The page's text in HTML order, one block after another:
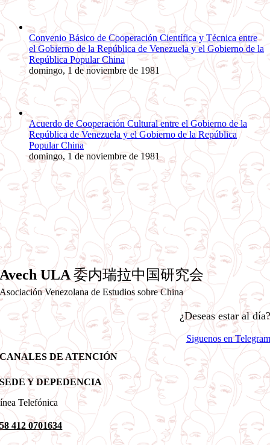
Convenio Básico de Cooperación Científica y Técnica entre
el Gobierno de la República de Venezuela y el Gobierno de la
República Popular China
domingo, 1 de noviembre de 1981
Acuerdo de Cooperación Cultural entre el Gobierno de la
República de Venezuela y el Gobierno de la República
Popular China
domingo, 1 de noviembre de 1981
Avech ULA委内瑞拉中国研究会
Asociación Venezolana de Estudios sobre China
¿Deseas estar al día?
Siguenos en Telegram
CANALES DE ATENCIÓN
SEDE Y DEPEDENCIA
Telefónica
412 0701634